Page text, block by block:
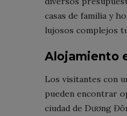
casas de familia y
lujosos complejos
Alojamiento
Los visitantes con
pueden encontrar
ciudad de Dương